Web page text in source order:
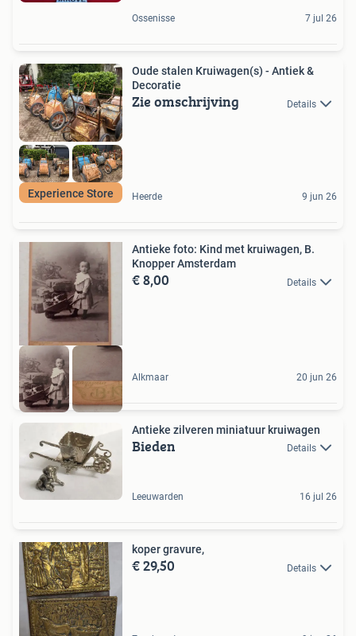
Ossenisse 7 jul 26
Experience Store
Oude stalen Kruiwagen(s) - Antiek &
Decoratie
Zie omschrijving Details
Heerde 9 jun 26
Antieke foto: Kind met kruiwagen, B.
Knopper Amsterdam
€ 8,00 Details
Alkmaar 20 jun 26
Antieke zilveren miniatuur kruiwagen
Bieden Details
Leeuwarden 16 jul 26
koper gravure,
€ 29,50 Details